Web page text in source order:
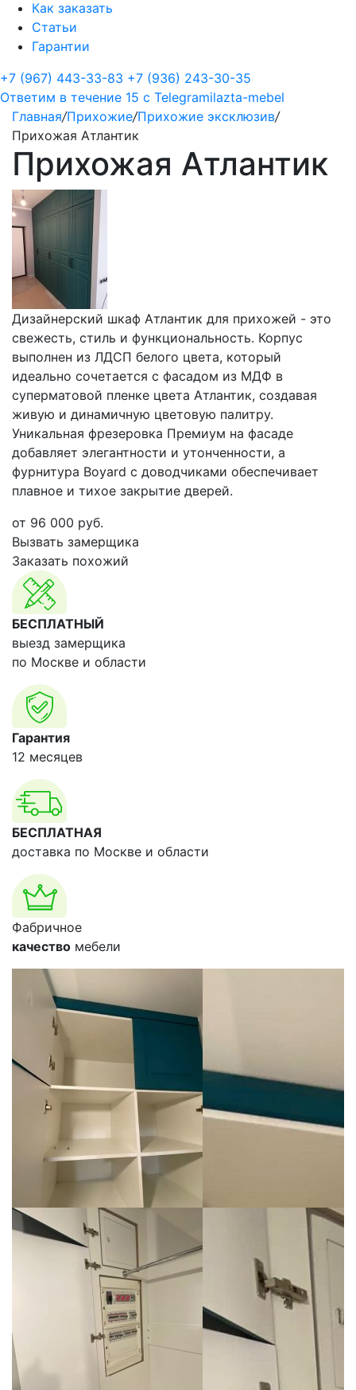
Как заказать
Статьи
Гарантии
+7 (967) 443-33-83 +7 (936) 243-30-35
Ответим в течение 15 с Telegramilazta-mebel
Главная/Прихожие/Прихожие эксклюзив/
Прихожая Атлантик
Прихожая Атлантик
Дизайнерский шкаф Атлантик для прихожей - это
свежесть, стиль и функциональность. Корпус
выполнен из ЛДСП белого цвета, который
идеально сочетается с фасадом из МДФ в
суперматовой пленке цвета Атлантик, создавая
живую и динамичную цветовую палитру.
Уникальная фрезеровка Премиум на фасаде
добавляет элегантности и утонченности, а
фурнитура Boyard с доводчиками обеспечивает
плавное и тихое закрытие дверей.
от 96 000 руб.
Вызвать замерщика
Заказать похожий
БЕСПЛАТНЫЙ
выезд замерщика
по Москве и области
Гарантия
12 месяцев
БЕСПЛАТНАЯ
доставка по Москве и области
Фабричное
качество мебели